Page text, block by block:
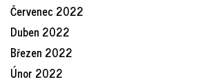
Červenec 2022
Duben 2022
Březen 2022
Únor 2022